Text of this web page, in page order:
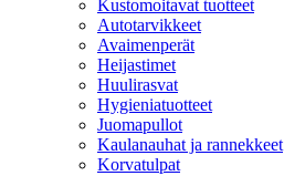
Kustomoitavat tuotteet
Autotarvikkeet
Avaimenperät
Heijastimet
Huulirasvat
Hygieniatuotteet
Juomapullot
Kaulanauhat ja rannekkeet
Korvatulpat